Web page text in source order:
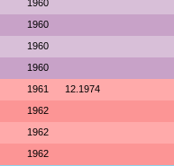
1960
1960
1960
1960
1961 12.1974
1962
1962
1962